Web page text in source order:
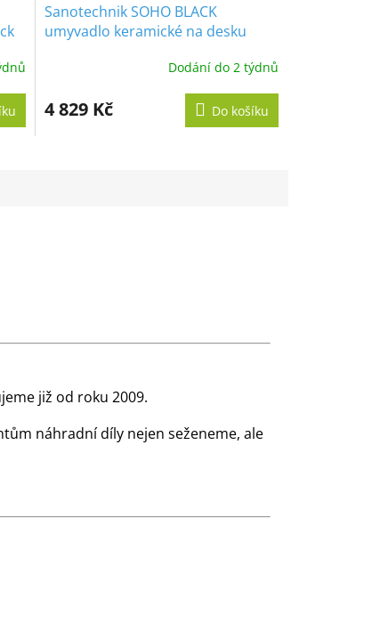
Sanotechnik SOHO BLACK
umyvadlo keramické na desku
Dodání do 2 týdnů
4 829 Kč Do košíku
již od roku 2009.
náhradní díly nejen seženeme, ale